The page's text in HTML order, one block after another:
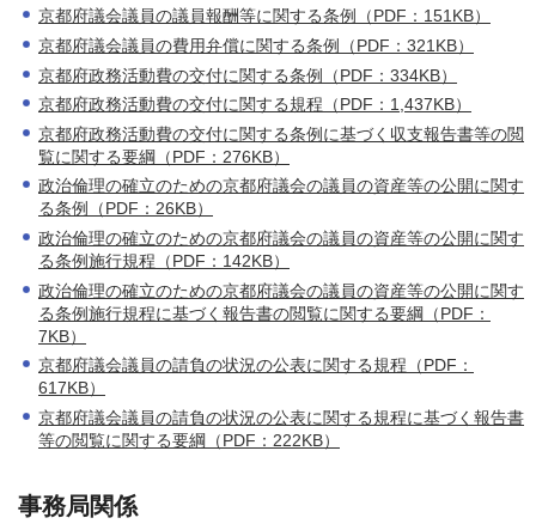
京都府議会議員の議員報酬等に関する条例（PDF：151KB）
京都府議会議員の費用弁償に関する条例（PDF：321KB）
京都府政務活動費の交付に関する条例（PDF：334KB）
京都府政務活動費の交付に関する規程（PDF：1,437KB）
京都府政務活動費の交付に関する条例に基づく収支報告書等の閲
覧に関する要綱（PDF：276KB）
政治倫理の確立のための京都府議会の議員の資産等の公開に関す
る条例（PDF：26KB）
政治倫理の確立のための京都府議会の議員の資産等の公開に関す
る条例施行規程（PDF：142KB）
政治倫理の確立のための京都府議会の議員の資産等の公開に関す
る条例施行規程に基づく報告書の閲覧に関する要綱（PDF：
7KB）
京都府議会議員の請負の状況の公表に関する規程（PDF：
617KB）
京都府議会議員の請負の状況の公表に関する規程に基づく報告書
等の閲覧に関する要綱（PDF：222KB）
事務局関係